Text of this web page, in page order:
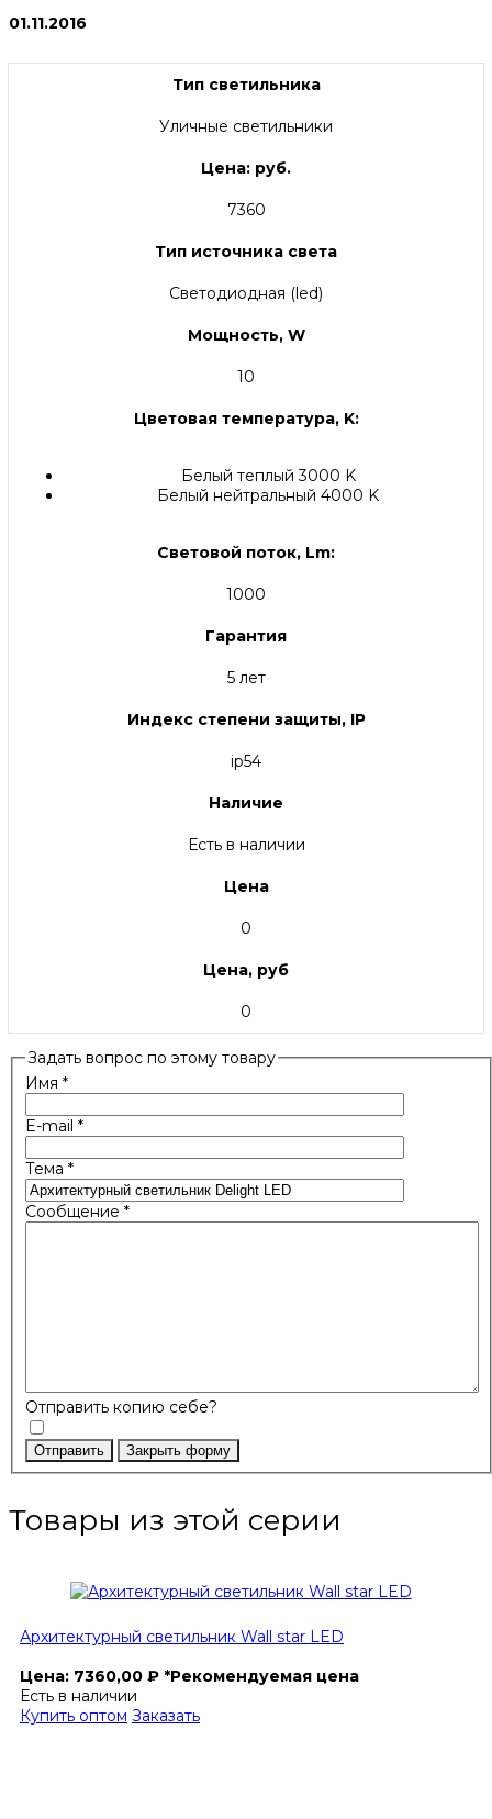
01.11.2016
Тип светильника
Уличные светильники
Цена: руб.
7360
Тип источника света
Светодиодная (led)
Мощность, W
10
Цветовая температура, K:
Белый теплый 3000 K
Белый нейтральный 4000 K
Световой поток, Lm:
1000
Гарантия
5 лет
Индекс степени защиты, IP
ip54
Наличие
Есть в наличии
Цена
0
Цена, руб
0
Задать вопрос по этому товару
Имя *
E-mail *
Тема *
Сообщение *
Отправить копию себе?
Отправить Закрыть форму
Товары из этой серии
Архитектурный светильник Wall star LED
Цена: 7360,00 ₽ *Рекомендуемая цена
Есть в наличии
Купить оптом Заказать